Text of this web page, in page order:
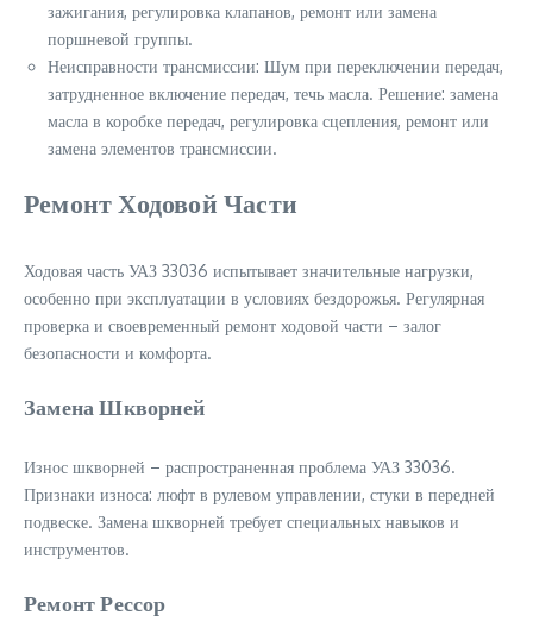
зажигания, регулировка клапанов, ремонт или замена
поршневой группы.
Неисправности трансмиссии: Шум при переключении передач,
затрудненное включение передач, течь масла. Решение: замена
масла в коробке передач, регулировка сцепления, ремонт или
замена элементов трансмиссии.
Ремонт Ходовой Части
Ходовая часть УАЗ 33036 испытывает значительные нагрузки,
особенно при эксплуатации в условиях бездорожья. Регулярная
проверка и своевременный ремонт ходовой части – залог
безопасности и комфорта.
Замена Шкворней
Износ шкворней – распространенная проблема УАЗ 33036.
Признаки износа: люфт в рулевом управлении, стуки в передней
подвеске. Замена шкворней требует специальных навыков и
инструментов.
Ремонт Рессор